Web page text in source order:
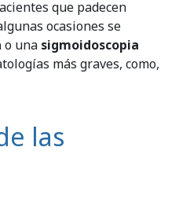
que padecen
ocasiones se
o una sigmoidoscopia
más graves, como,
las